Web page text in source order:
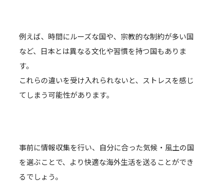
例えば、時間にルーズな国や、宗教的な制約が多い国
など、日本とは異なる文化や習慣を持つ国もありま
す。
これらの違いを受け入れられないと、ストレスを感じ
てしまう可能性があります。
事前に情報収集を行い、自分に合った気候・風土の国
を選ぶことで、より快適な海外生活を送ることができ
るでしょう。